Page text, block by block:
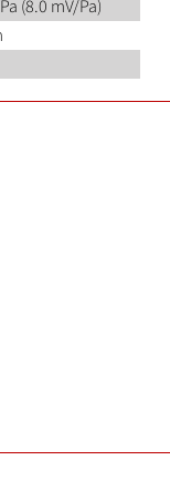
(8.0 mV/Pa)